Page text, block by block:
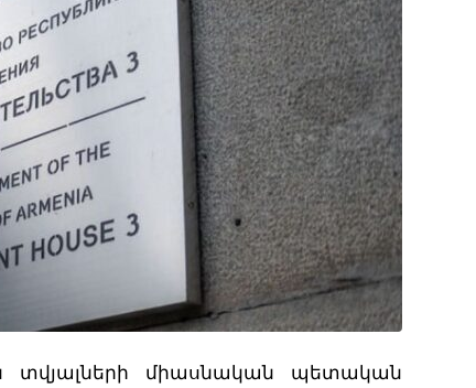
տվյալների միասնական պետական